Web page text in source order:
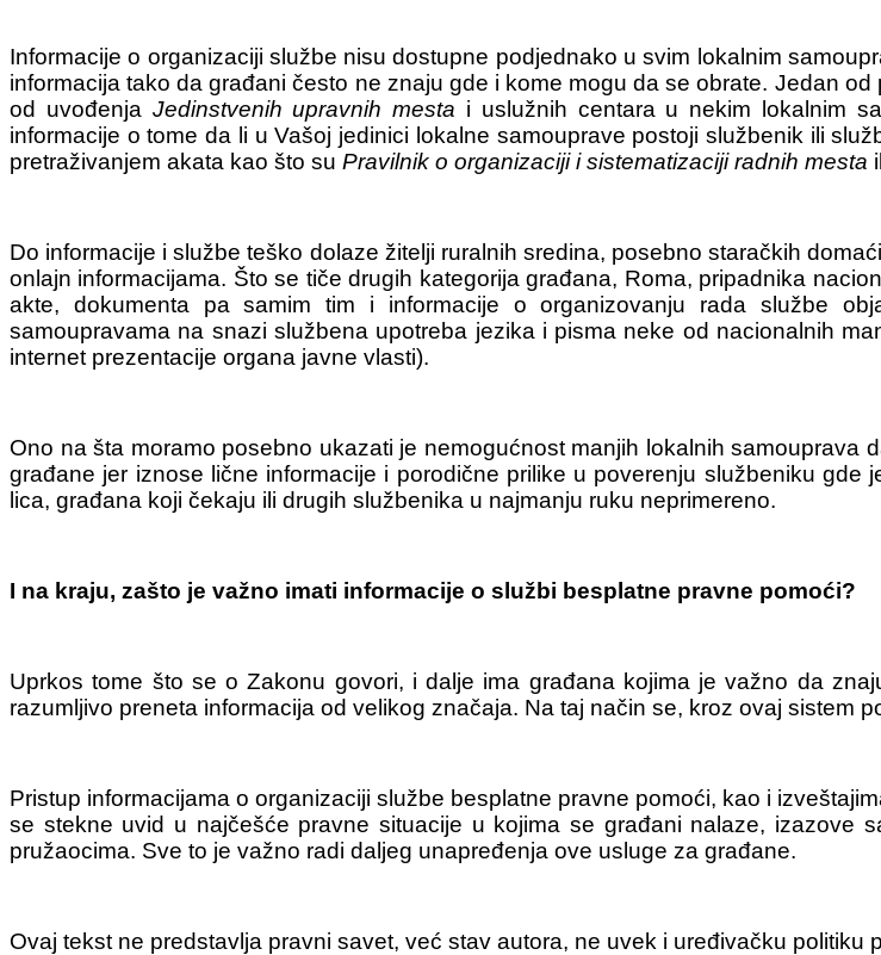
Informacije o organizaciji službe nisu dostupne podjednako u svim lokalnim
informacija tako da građani često ne znaju gde i kome mogu da se obrate. Jedan
od uvođenja Jedinstvenih upravnih mesta i uslužnih centara u nekim lokalnim
informacije o tome da li u Vašoj jedinici lokalne samouprave postoji službenik ili
pretraživanjem akata kao što su Pravilnik o organizaciji i sistematizaciji radnih mesta
Do informacije i službe teško dolaze žitelji ruralnih sredina, posebno staračkih
onlajn informacijama. Što se tiče drugih kategorija građana, Roma, pripadnika
akte, dokumenta pa samim tim i informacije o organizovanju rada službe
samoupravama na snazi službena upotreba jezika i pisma neke od nacionalnih
internet prezentacije organa javne vlasti).
Ono na šta moramo posebno ukazati je nemogućnost manjih lokalnih samouprava
građane jer iznose lične informacije i porodične prilike u poverenju službeniku
lica, građana koji čekaju ili drugih službenika u najmanju ruku neprimereno.
I na kraju, zašto je važno imati informacije o službi besplatne pravne pomoći?
Uprkos tome što se o Zakonu govori, i dalje ima građana kojima je važno da
razumljivo preneta informacija od velikog značaja. Na taj način se, kroz ovaj sistem
Pristup informacijama o organizaciji službe besplatne pravne pomoći, kao i
se stekne uvid u najčešće pravne situacije u kojima se građani nalaze, izazove
pružaocima. Sve to je važno radi daljeg unapređenja ove usluge za građane.
Ovaj tekst ne predstavlja pravni savet, već stav autora, ne uvek i uređivačku politiku